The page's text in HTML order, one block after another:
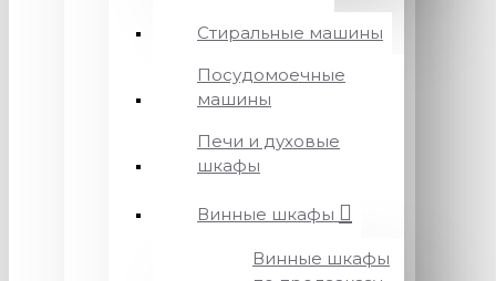
Стиральные машины
Посудомоечные
машины
Печи и духовые
шкафы
Винные шкафы
Винные шкафы